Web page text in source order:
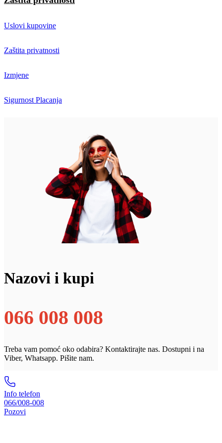
Uslovi kupovine
Zaštita privatnosti
Izmjene
Sigurnost Placanja
Nazovi i kupi
066 008 008
Treba vam pomoć oko odabira? Kontaktirajte nas. Dostupni i na
Viber, Whatsapp. Pišite nam.
Info telefon
066/008-008
Pozovi